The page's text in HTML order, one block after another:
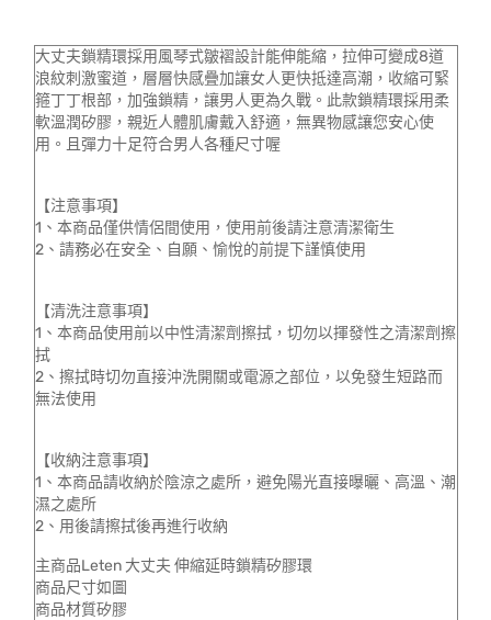
大丈夫鎖精環採用風琴式皺褶設計能伸能縮，拉伸可變成8道
浪紋刺激蜜道，層層快感疊加讓女人更快抵達高潮，收縮可緊
箍丁丁根部，加強鎖精，讓男人更為久戰。此款鎖精環採用柔
軟溫潤矽膠，親近人體肌膚戴入舒適，無異物感讓您安心使
用。且彈力十足符合男人各種尺寸喔
【注意事項】
1、本商品僅供情侶間使用，使用前後請注意清潔衛生
2、請務必在安全、自願、愉悅的前提下謹慎使用
【清洗注意事項】
1、本商品使用前以中性清潔劑擦拭，切勿以揮發性之清潔劑擦
拭
2、擦拭時切勿直接沖洗開關或電源之部位，以免發生短路而
無法使用
【收納注意事項】
1、本商品請收納於陰涼之處所，避免陽光直接曝曬、高溫、潮
濕之處所
2、用後請擦拭後再進行收納
主商品Leten 大丈夫 伸縮延時鎖精矽膠環
商品尺寸如圖
商品材質矽膠